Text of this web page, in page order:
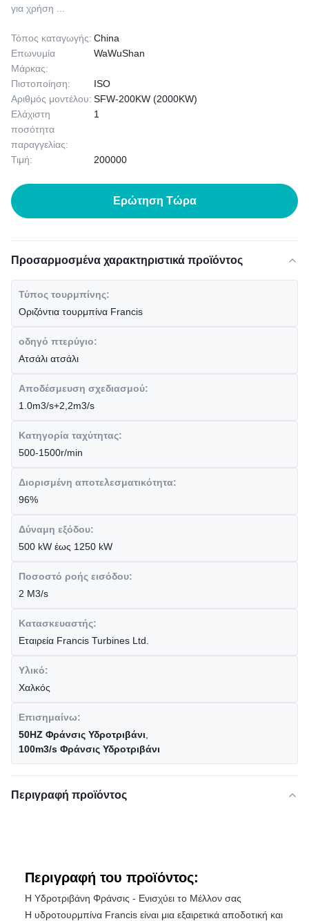
για χρήση ...
Τόπος καταγωγής: China
Επωνυμία
Μάρκας:
WaWuShan
Πιστοποίηση:
ISO
Αριθμός μοντέλου: SFW-200KW (2000KW)
Ελάχιστη
ποσότητα
παραγγελίας:
1
Τιμή: 200000
Ερώτηση Τώρα
Προσαρμοσμένα χαρακτηριστικά προϊόντος
Τύπος τουρμπίνης:
Οριζόντια τουρμπίνα Francis
οδηγό πτερύγιο:
Ατσάλι ατσάλι
Αποδέσμευση σχεδιασμού:
1.0m3/s+2,2m3/s
Κατηγορία ταχύτητας:
500-1500r/min
Διορισμένη αποτελεσματικότητα:
96%
Δύναμη εξόδου:
500 kW έως 1250 kW
Ποσοστό ροής εισόδου:
2 M3/s
Κατασκευαστής:
Εταιρεία Francis Turbines Ltd.
Υλικό:
Χαλκός
Επισημαίνω:
50HZ Φράνσις Υδροτριβάνι
100m3/s Φράνσις Υδροτριβάνι
Περιγραφή προϊόντος
Περιγραφή του προϊόντος:
Η Υδροτριβάνη Φράνσις - Ενισχύει το Μέλλον σας
Η υδροτουρμπίνα Francis είναι μια εξαιρετικά αποδοτική και